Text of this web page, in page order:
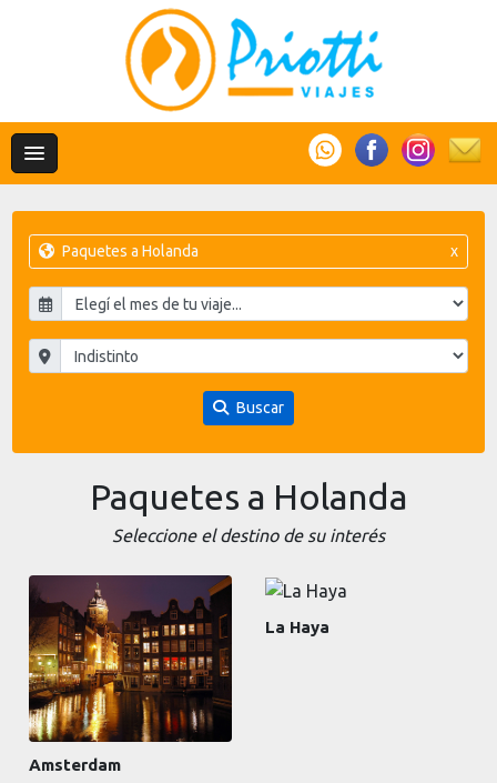
Paquetes a Holanda x
Buscar
Paquetes a Holanda
Seleccione el destino de su interés
Amsterdam
La Haya